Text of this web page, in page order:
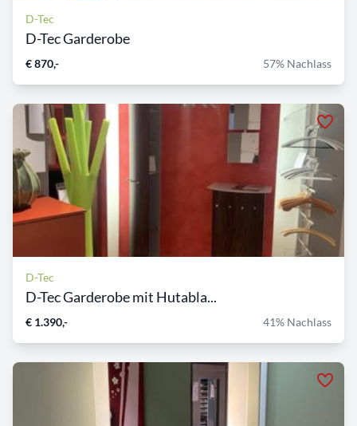
D-Tec
D-Tec Garderobe
€ 870,- 57% Nachlass
D-Tec
D-Tec Garderobe mit Hutabla...
€ 1.390,- 41% Nachlass